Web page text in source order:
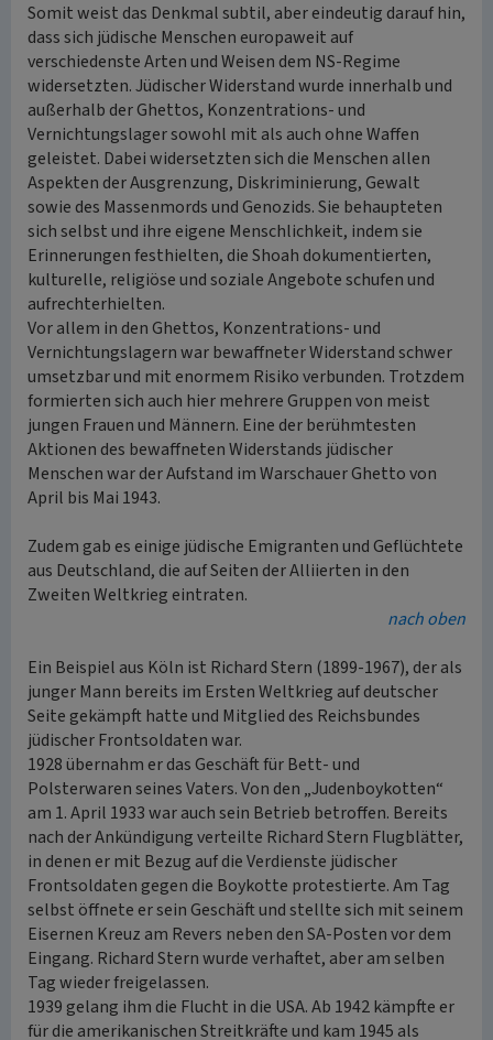
Somit weist das Denkmal subtil, aber eindeutig darauf hin,
dass sich jüdische Menschen europaweit auf
verschiedenste Arten und Weisen dem NS-Regime
widersetzten. Jüdischer Widerstand wurde innerhalb und
außerhalb der Ghettos, Konzentrations- und
Vernichtungslager sowohl mit als auch ohne Waffen
geleistet. Dabei widersetzten sich die Menschen allen
Aspekten der Ausgrenzung, Diskriminierung, Gewalt
sowie des Massenmords und Genozids. Sie behaupteten
sich selbst und ihre eigene Menschlichkeit, indem sie
Erinnerungen festhielten, die Shoah dokumentierten,
kulturelle, religiöse und soziale Angebote schufen und
aufrechterhielten.
Vor allem in den Ghettos, Konzentrations- und
Vernichtungslagern war bewaffneter Widerstand schwer
umsetzbar und mit enormem Risiko verbunden. Trotzdem
formierten sich auch hier mehrere Gruppen von meist
jungen Frauen und Männern. Eine der berühmtesten
Aktionen des bewaffneten Widerstands jüdischer
Menschen war der Aufstand im Warschauer Ghetto von
April bis Mai 1943.
Zudem gab es einige jüdische Emigranten und Geflüchtete
aus Deutschland, die auf Seiten der Alliierten in den
Zweiten Weltkrieg eintraten.
nach oben
Ein Beispiel aus Köln ist Richard Stern (1899-1967), der als
junger Mann bereits im Ersten Weltkrieg auf deutscher
Seite gekämpft hatte und Mitglied des Reichsbundes
jüdischer Frontsoldaten war.
1928 übernahm er das Geschäft für Bett- und
Polsterwaren seines Vaters. Von den „Judenboykotten“
am 1. April 1933 war auch sein Betrieb betroffen. Bereits
nach der Ankündigung verteilte Richard Stern Flugblätter,
in denen er mit Bezug auf die Verdienste jüdischer
Frontsoldaten gegen die Boykotte protestierte. Am Tag
selbst öffnete er sein Geschäft und stellte sich mit seinem
Eisernen Kreuz am Revers neben den SA-Posten vor dem
Eingang. Richard Stern wurde verhaftet, aber am selben
Tag wieder freigelassen.
1939 gelang ihm die Flucht in die USA. Ab 1942 kämpfte er
für die amerikanischen Streitkräfte und kam 1945 als